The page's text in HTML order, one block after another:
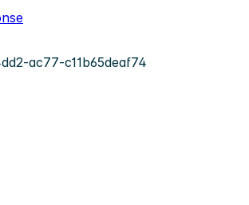
ac77-c11b65deaf74